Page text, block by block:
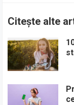
Citește alte